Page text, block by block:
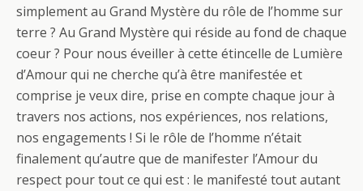
simplement au Grand Mystère du rôle de l’homme sur
terre ? Au Grand Mystère qui réside au fond de chaque
coeur ? Pour nous éveiller à cette étincelle de Lumière
d’Amour qui ne cherche qu’à être manifestée et
comprise je veux dire, prise en compte chaque jour à
travers nos actions, nos expériences, nos relations,
nos engagements ! Si le rôle de l’homme n’était
finalement qu’autre que de manifester l’Amour du
respect pour tout ce qui est : le manifesté tout autant